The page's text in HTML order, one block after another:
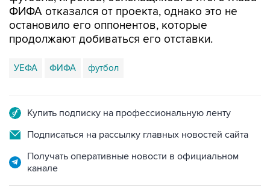
ФИФА отказался от проекта, однако это не
остановило его оппонентов, которые
продолжают добиваться его отставки.
УЕФА ФИФА футбол
Купить подписку на профессиональную ленту
Подписаться на рассылку главных новостей сайта
Получать оперативные новости в официальном
канале